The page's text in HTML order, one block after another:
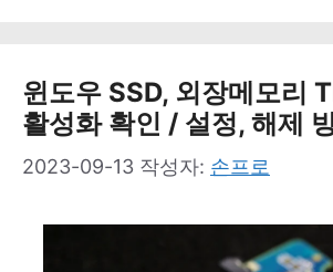
윈도우 SSD, 외장메모리
활성화 확인 / 설정, 해제
2023-09-13 작성자: 손프로